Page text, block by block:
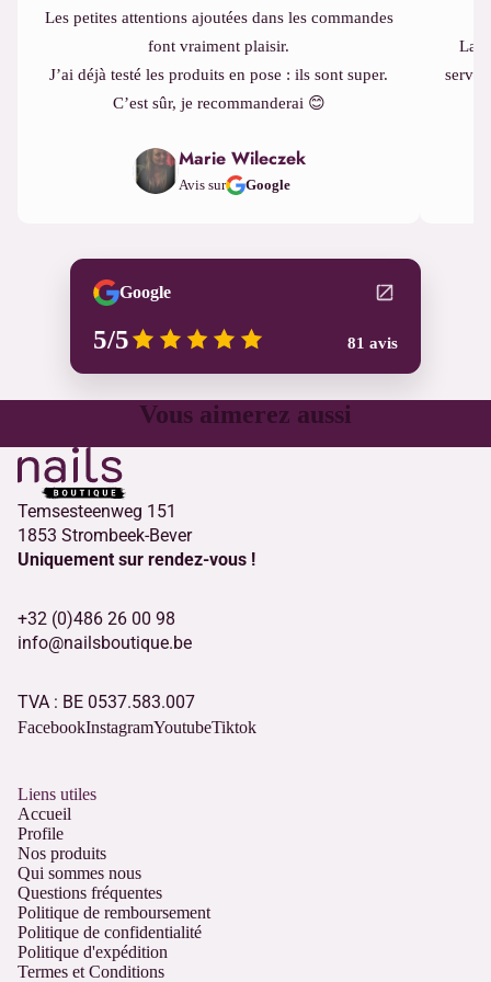
Les petites attentions ajoutées dans les commandes
font vraiment plaisir.
J’ai déjà testé les produits en pose : ils sont super.
C’est sûr, je recommanderai 😊
Marie Wileczek
Avis sur Google
La
Google
5/5 81 avis
Vous aimerez aussi
Temsesteenweg 151
1853 Strombeek-Bever
Uniquement sur rendez-vous !
+32 (0)486 26 00 98
info@nailsboutique.be
TVA : BE 0537.583.007
FacebookInstagramYoutubeTiktok
Liens utiles
Accueil
Profile
Nos produits
Qui sommes nous
Questions fréquentes
Politique de remboursement
Politique de confidentialité
Politique d'expédition
Termes et Conditions